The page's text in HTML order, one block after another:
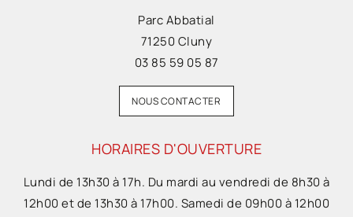
Parc Abbatial
71250 Cluny
03 85 59 05 87
NOUS CONTACTER
HORAIRES D'OUVERTURE
Lundi de 13h30 à 17h. Du mardi au vendredi de 8h30 à
12h00 et de 13h30 à 17h00. Samedi de 09h00 à 12h00